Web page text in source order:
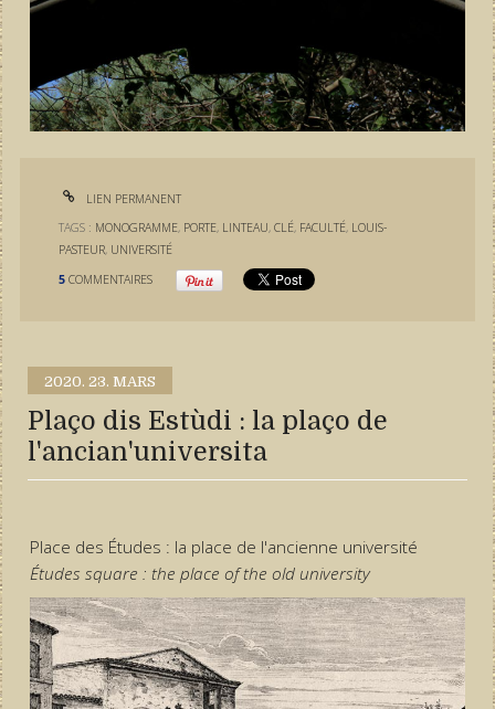
LIEN PERMANENT
TAGS : MONOGRAMME, PORTE, LINTEAU,CLÉ, FACULTÉ, LOUIS-
PASTEUR, UNIVERSITÉ
5 COMMENTAIRES
2020. 23. MARS
Plaço dis Estùdi : la plaço de
l'ancian'universita
Place des Études : la place de l'ancienne université
Études square : the place of the old university